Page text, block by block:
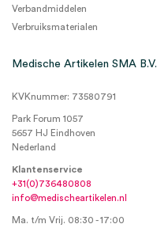
Verbandmiddelen
Verbruiksmaterialen
Medische Artikelen SMA B.V.
KVKnummer: 73580791
Park Forum 1057
5657 HJ Eindhoven
Nederland
Klantenservice
+31(0)736480808
info@medischeartikelen.nl
Ma. t/m Vrij. 08:30 - 17:00